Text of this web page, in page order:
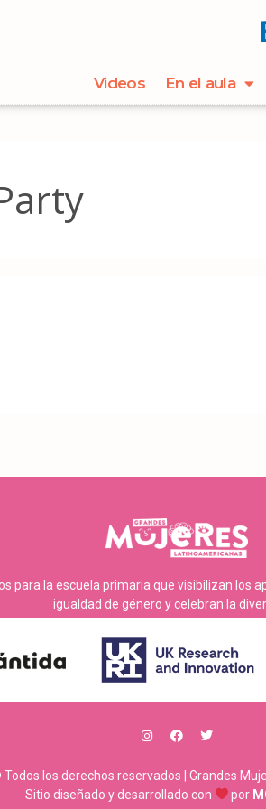
Videos En el aula
para la escuela primaria que visibilizan los
igualdad de género y celebran la
los derechos reservados | Grandes
Sitio diseñado y desarrollado con
por